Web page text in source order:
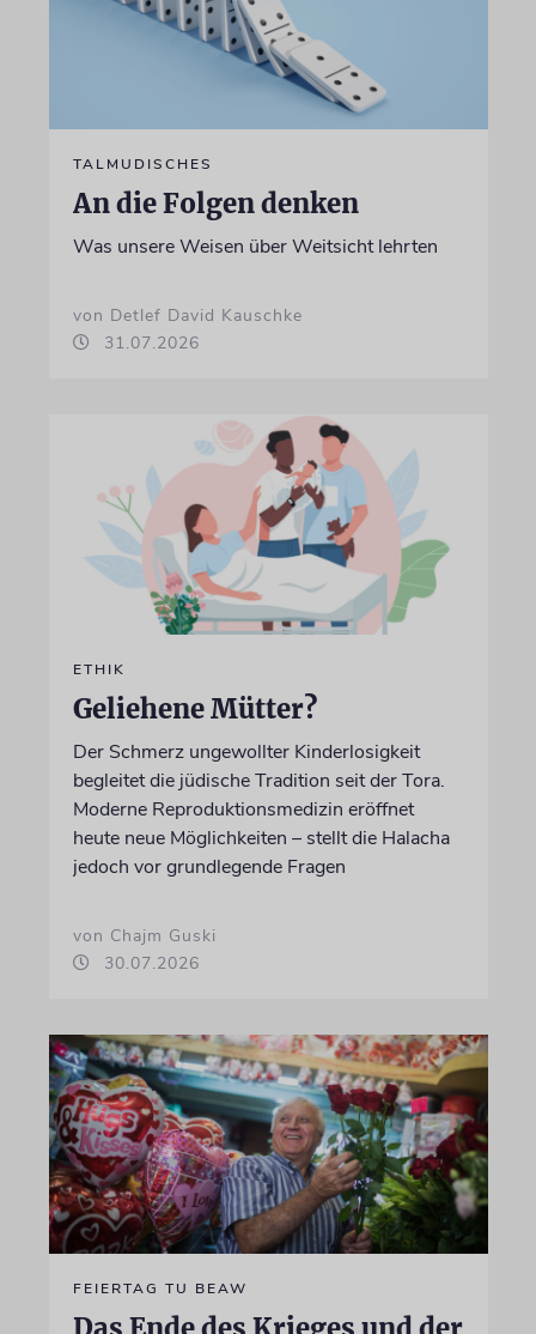
TALMUDISCHES
An die Folgen denken
Was unsere Weisen über Weitsicht lehrten
von Detlef David Kauschke
31.07.2026
ETHIK
Geliehene Mütter?
Der Schmerz ungewollter Kinderlosigkeit
begleitet die jüdische Tradition seit der Tora.
Moderne Reproduktionsmedizin eröffnet
heute neue Möglichkeiten – stellt die Halacha
jedoch vor grundlegende Fragen
von Chajm Guski
30.07.2026
FEIERTAG TU BEAW